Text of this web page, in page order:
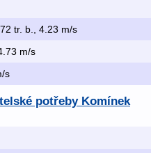
tr. b., 4.23 m/s
m/s
s
potřeby Komínek